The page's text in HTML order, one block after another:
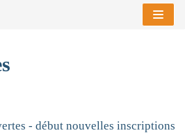
- début nouvelles inscriptions